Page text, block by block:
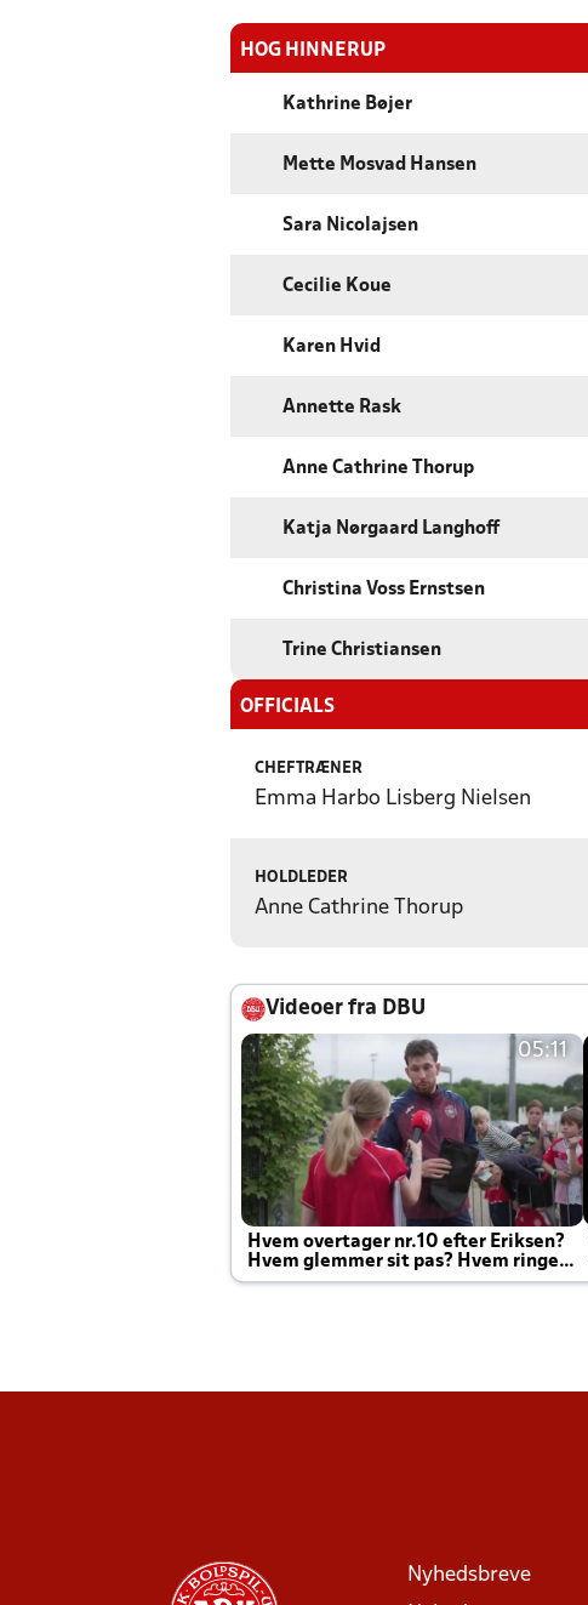
HOG HINNERUP
Kathrine Bøjer
Mette Mosvad Hansen
Sara Nicolajsen
Cecilie Koue
Karen Hvid
Annette Rask
Anne Cathrine Thorup
Katja Nørgaard Langhoff
Christina Voss Ernstsen
Trine Christiansen
OFFICIALS
CHEFTRÆNER
Emma Harbo Lisberg Nielsen
HOLDLEDER
Anne Cathrine Thorup
Videoer fra DBU
05:11
Hvem overtager nr.10 efter Eriksen?
Hvem glemmer sit pas? Hvem ringer
Joachim altid til efter kampe?
Nyhedsbreve